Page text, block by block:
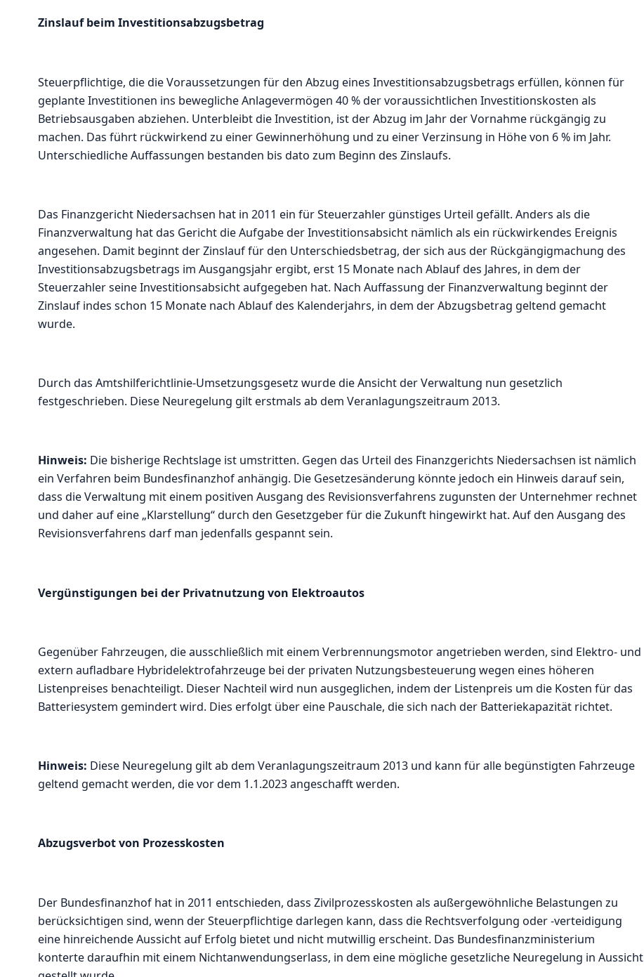
Zinslauf beim Investitionsabzugsbetrag
Steuerpflichtige, die die Voraussetzungen für den Abzug eines Investitionsabzugsbetrags erfüllen, können für
geplante Investitionen ins bewegliche Anlagevermögen 40 % der voraussichtlichen Investitionskosten als
Betriebsausgaben abziehen. Unterbleibt die Investition, ist der Abzug im Jahr der Vornahme rückgängig zu
machen. Das führt rückwirkend zu einer Gewinnerhöhung und zu einer Verzinsung in Höhe von 6 % im Jahr.
Unterschiedliche Auffassungen bestanden bis dato zum Beginn des Zinslaufs.
Das Finanzgericht Niedersachsen hat in 2011 ein für Steuerzahler günstiges Urteil gefällt. Anders als die
Finanzverwaltung hat das Gericht die Aufgabe der Investitionsabsicht nämlich als ein rückwirkendes Ereignis
angesehen. Damit beginnt der Zinslauf für den Unterschiedsbetrag, der sich aus der Rückgängigmachung des
Investitionsabzugsbetrags im Ausgangsjahr ergibt, erst 15 Monate nach Ablauf des Jahres, in dem der
Steuerzahler seine Investitionsabsicht aufgegeben hat. Nach Auffassung der Finanzverwaltung beginnt der
Zinslauf indes schon 15 Monate nach Ablauf des Kalenderjahrs, in dem der Abzugsbetrag geltend gemacht
wurde.
Durch das Amtshilferichtlinie-Umsetzungsgesetz wurde die Ansicht der Verwaltung nun gesetzlich
festgeschrieben. Diese Neuregelung gilt erstmals ab dem Veranlagungszeitraum 2013.
Hinweis: Die bisherige Rechtslage ist umstritten. Gegen das Urteil des Finanzgerichts Niedersachsen ist nämlich
ein Verfahren beim Bundesfinanzhof anhängig. Die Gesetzesänderung könnte jedoch ein Hinweis darauf sein,
dass die Verwaltung mit einem positiven Ausgang des Revisionsverfahrens zugunsten der Unternehmer rechnet
und daher auf eine „Klarstellung“ durch den Gesetzgeber für die Zukunft hingewirkt hat. Auf den Ausgang des
Revisionsverfahrens darf man jedenfalls gespannt sein.
Vergünstigungen bei der Privatnutzung von Elektroautos
Gegenüber Fahrzeugen, die ausschließlich mit einem Verbrennungsmotor angetrieben werden, sind Elektro- und
extern aufladbare Hybridelektrofahrzeuge bei der privaten Nutzungsbesteuerung wegen eines höheren
Listenpreises benachteiligt. Dieser Nachteil wird nun ausgeglichen, indem der Listenpreis um die Kosten für das
Batteriesystem gemindert wird. Dies erfolgt über eine Pauschale, die sich nach der Batteriekapazität richtet.
Hinweis: Diese Neuregelung gilt ab dem Veranlagungszeitraum 2013 und kann für alle begünstigten Fahrzeuge
geltend gemacht werden, die vor dem 1.1.2023 angeschafft werden.
Abzugsverbot von Prozesskosten
Der Bundesfinanzhof hat in 2011 entschieden, dass Zivilprozesskosten als außergewöhnliche Belastungen zu
berücksichtigen sind, wenn der Steuerpflichtige darlegen kann, dass die Rechtsverfolgung oder -verteidigung
eine hinreichende Aussicht auf Erfolg bietet und nicht mutwillig erscheint. Das Bundesfinanzministerium
konterte daraufhin mit einem Nichtanwendungserlass, in dem eine mögliche gesetzliche Neuregelung in Aussicht